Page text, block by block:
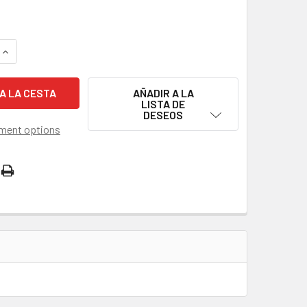
CANTIDAD DE SOPORTE DE CÁMARA GIRATORIO DOBLE DE
AUMENTAR LA CANTIDAD DE SOPORTE DE CÁMARA GIRATORIO
options
AÑADIR A LA
LISTA DE
DESEOS